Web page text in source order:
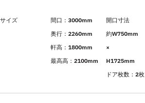
サイズ
間口：3000mm
奥行：2260mm
軒高：1800mm
最高高：2100mm
開口寸法
約W750mm
×
H1725mm
ドア枚数：2枚